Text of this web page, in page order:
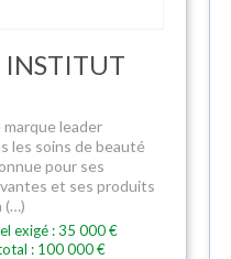
leader
les soins de beauté
pour ses
et ses produits
(…)
exigé : 35 000 €
: 100 000 €